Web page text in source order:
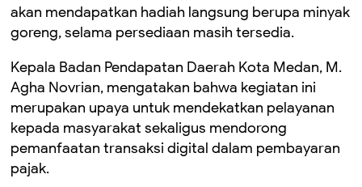
akan mendapatkan hadiah langsung berupa minyak
goreng, selama persediaan masih tersedia.
Kepala Badan Pendapatan Daerah Kota Medan, M.
Agha Novrian, mengatakan bahwa kegiatan ini
merupakan upaya untuk mendekatkan pelayanan
kepada masyarakat sekaligus mendorong
pemanfaatan transaksi digital dalam pembayaran
pajak.